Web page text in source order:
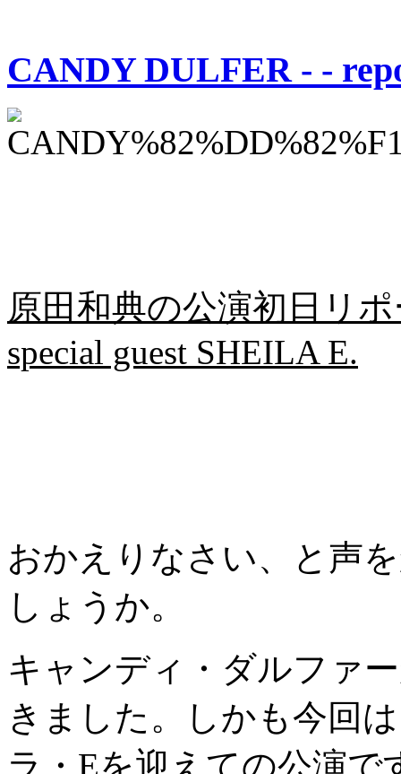
CANDY DULFER - -
原田和典の公演初日リ
special guest SHEILA E.
おかえりなさい、と声
しょうか。
キャンディ・ダルファ
きました。しかも今回
ラ・Eを迎えての公演で